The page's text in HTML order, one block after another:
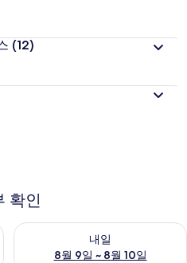
(12)
확인
8일 ~ 8월 9일
내일
8월 9일 ~ 8월 10일
내일 예약 가능 여부 확인, 8월